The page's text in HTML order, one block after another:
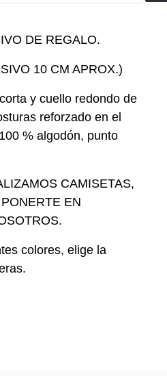
DE REGALO.
10 CM APROX.)
y cuello redondo de
reforzado en el
% algodón, punto
CAMISETAS,
EN
colores, elige la